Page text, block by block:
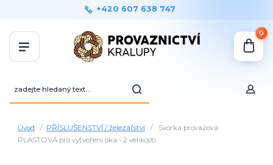
+420 607 638 747
0
Úvod PŘÍSLUŠENSTVÍ / železářství
Svorka provazová
PLASTOVÁ pro vytvoření oka - 2 velikosti